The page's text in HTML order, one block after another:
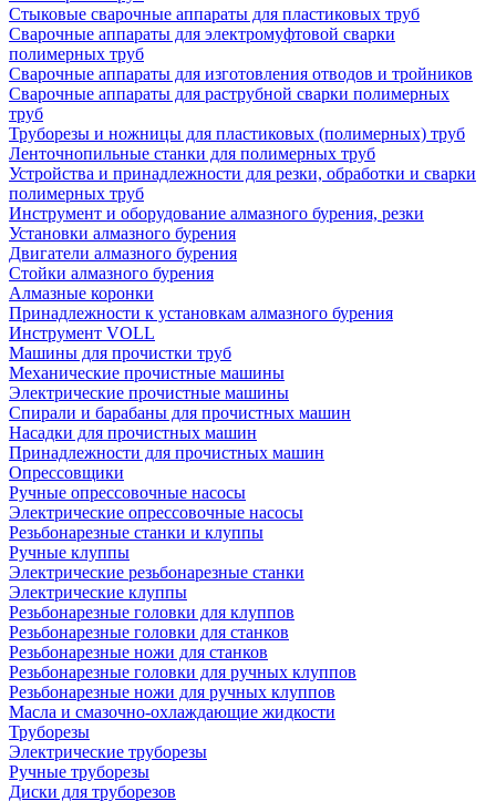
Стыковые сварочные аппараты для пластиковых труб
Сварочные аппараты для электромуфтовой сварки
полимерных труб
Сварочные аппараты для изготовления отводов и тройников
Сварочные аппараты для раструбной сварки полимерных
труб
Труборезы и ножницы для пластиковых (полимерных) труб
Ленточнопильные станки для полимерных труб
Устройства и принадлежности для резки, обработки и сварки
полимерных труб
Инструмент и оборудование алмазного бурения, резки
Установки алмазного бурения
Двигатели алмазного бурения
Стойки алмазного бурения
Алмазные коронки
Принадлежности к установкам алмазного бурения
Инструмент VOLL
Машины для прочистки труб
Механические прочистные машины
Электрические прочистные машины
Спирали и барабаны для прочистных машин
Насадки для прочистных машин
Принадлежности для прочистных машин
Опрессовщики
Ручные опрессовочные насосы
Электрические опрессовочные насосы
Резьбонарезные станки и клуппы
Ручные клуппы
Электрические резьбонарезные станки
Электрические клуппы
Резьбонарезные головки для клуппов
Резьбонарезные головки для станков
Резьбонарезные ножи для станков
Резьбонарезные головки для ручных клуппов
Резьбонарезные ножи для ручных клуппов
Масла и смазочно-охлаждающие жидкости
Труборезы
Электрические труборезы
Ручные труборезы
Диски для труборезов